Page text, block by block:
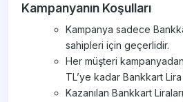
Kampanyanın Koşulları
Kampanya sadece
sahipleri için geçerlidir.
Her müşteri
TL’ye kadar Bankkart
Kazanılan Bankkart